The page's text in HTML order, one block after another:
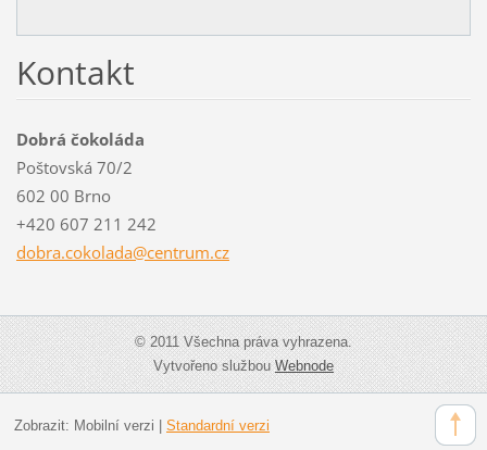
Kontakt
Dobrá čokoláda
Poštovská 70/2
602 00 Brno
+420 607 211 242
dobra.cokolada@centrum.cz
© 2011 Všechna práva vyhrazena.
Vytvořeno službouWebnode
Zobrazit: Mobilní verzi Standardní verzi